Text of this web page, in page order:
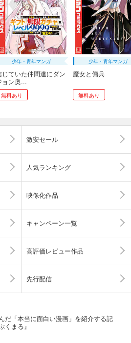
少年・青年マンガ
じていた仲間達にダン
ョン奥...
無料あり
少年・青年マンガ
魔女と傭兵
無料あり
激安セール
人気ランキング
映像化作品
キャンペーン一覧
高評価レビュー作品
先行配信
だ「本当に面白い漫画」を紹介する記
くまる』